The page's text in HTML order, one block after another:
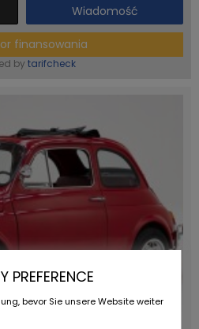
Wiadomość
finansowania
by tarifcheck
PREFERENCE
bevor Sie unsere Website weiter